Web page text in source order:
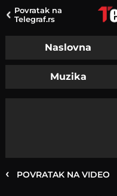
Povratak na
Telegraf.rs
Naslovna
Muzika
‹ POVRATAK NA VIDEO